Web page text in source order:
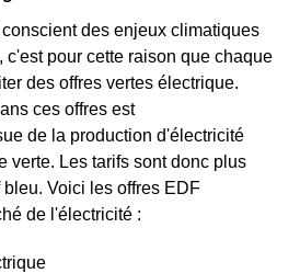
des enjeux climatiques
c'est pour cette raison que chaque
des offres vertes électrique.
ces offres est
de la production d'électricité
verte. Les tarifs sont donc plus
Voici les offres EDF
de l'électricité :